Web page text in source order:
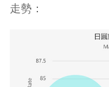
走勢：